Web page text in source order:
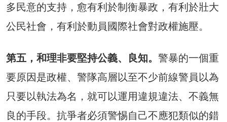
多民意的支持，愈有利於制衡暴政，有利於壯大
公民社會，有利於動員國際社會對政權施壓。
第五，和理非要堅持公義、良知。 警暴的一個重
要原因是政權、警隊高層以至不少前線警員以為
只要以執法為名，就可以運用違規違法、不義無
良的手段。抗爭者必須警惕自己不應犯類似的錯